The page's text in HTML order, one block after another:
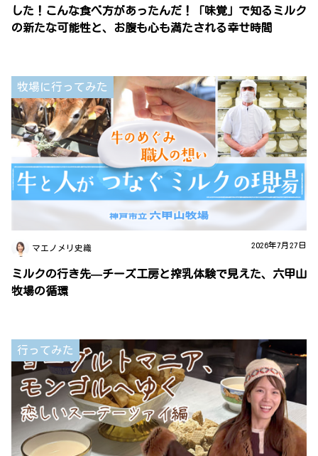
した！こんな食べ方があったんだ！「味覚」で知るミルク
の新たな可能性と、お腹も心も満たされる幸せ時間
牧場に行ってみた
マエノメリ史織 2026年7月27日
ミルクの行き先—チーズ工房と搾乳体験で見えた、六甲山
牧場の循環
行ってみた